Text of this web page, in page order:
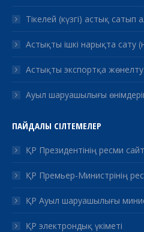
Тікелей (күзгі) астық сатып
Астықты ішкі нарықта сату
Астықты экспортқа жөнелту
Ауыл шаруашылығы
ПАЙДАЛЫ СІЛТЕМЕЛЕР
ҚР Президентінің ресми
ҚР Премьер-Министрінің
ҚР Ауыл шаруашылығы
ҚР электрондық үкіметі